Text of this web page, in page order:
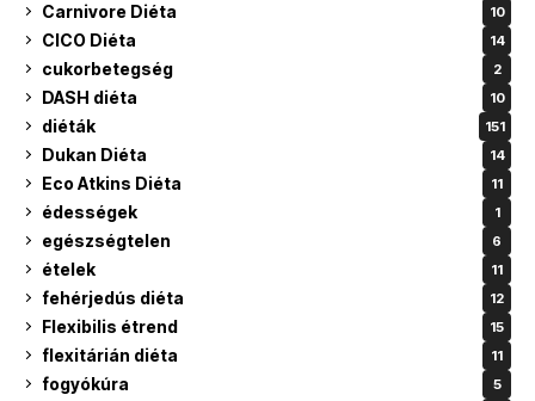
Carnivore Diéta 10
CICO Diéta 14
cukorbetegség 2
DASH diéta 10
diéták 151
Dukan Diéta 14
Eco Atkins Diéta 11
édességek 1
egészségtelen 6
ételek 11
fehérjedús diéta 12
Flexibilis étrend 15
flexitárián diéta 11
fogyókúra 5